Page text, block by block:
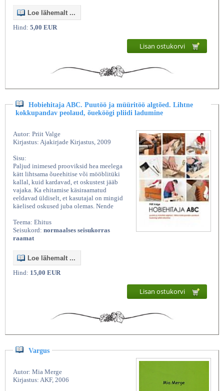
Loe lähemalt ...
Hind: 5,00 EUR
Lisan ostukorvi
Hobiehitaja ABC. Puutöö ja müüritöö algtõed. Lihtne
kokkupandav peolaud, õueköögi pliidi ladumine
Autor: Priit Valge
Kirjastus: Ajakirjade Kirjastus, 2009
Sisu:
Paljud inimesed prooviksid hea meelega
kätt lihtsama õueehitise või mööblitüki
kallal, kuid kardavad, et oskustest jääb
vajaka. Ka ehitamise käsiraamatud
eeldavad üldiselt, et kasutajal on mingid
käelised oskused juba olemas. Nende
Teema: Ehitus
Seisukord: normaalses seisukorras
raamat
Loe lähemalt ...
Hind: 15,00 EUR
Lisan ostukorvi
Vargus
Autor: Mia Merge
Kirjastus: AKF, 2006